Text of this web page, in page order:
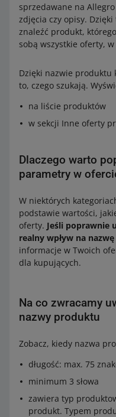
sprzedawane na
zdjęcia czy opisy.
znaleźć produkt,
sobą wszystkie oferty,
Dzięki nazwie produktu
to, czego szukają.
na liście produktów
w sekcji Inne oferty
Dlaczego warto
parametry w
W niektórych
podstawie wartości,
oferty. Jeśli poprawnie
realny wpływ na
informacje w Twoich
dla kupujących.
Na co zwracamy
nazwy produktu
Zobacz, kiedy nazwa
długość: max. 75
minimum 3 słowa
zawiera typ
produkt. Typem